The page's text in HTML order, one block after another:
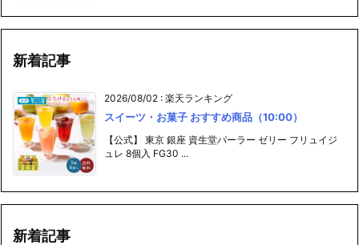
新着記事
2026/08/02 : 楽天ランキング
スイーツ・お菓子 おすすめ商品（10:00）
【公式】 東京 銀座 資生堂パーラー ゼリー フリュイジ
ュレ 8個入 FG30 ...
新着記事